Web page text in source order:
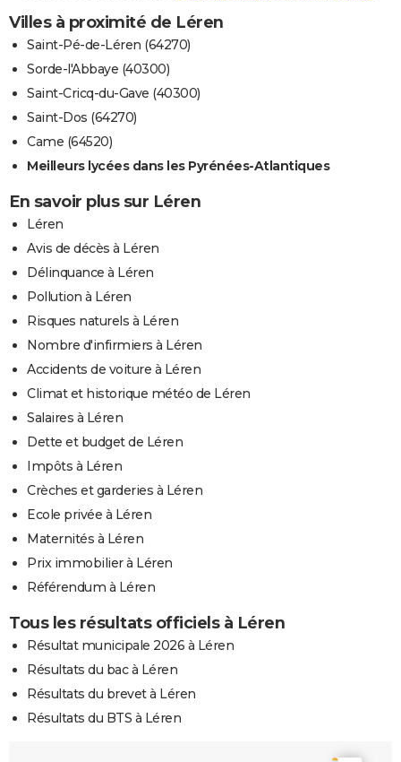
Villes à proximité de Léren
Saint-Pé-de-Léren (64270)
Sorde-l'Abbaye (40300)
Saint-Cricq-du-Gave (40300)
Saint-Dos (64270)
Came (64520)
Meilleurs lycées dans les Pyrénées-Atlantiques
En savoir plus sur Léren
Léren
Avis de décès à Léren
Délinquance à Léren
Pollution à Léren
Risques naturels à Léren
Nombre d'infirmiers à Léren
Accidents de voiture à Léren
Climat et historique météo de Léren
Salaires à Léren
Dette et budget de Léren
Impôts à Léren
Crèches et garderies à Léren
Ecole privée à Léren
Maternités à Léren
Prix immobilier à Léren
Référendum à Léren
Tous les résultats officiels à Léren
Résultat municipale 2026 à Léren
Résultats du bac à Léren
Résultats du brevet à Léren
Résultats du BTS à Léren